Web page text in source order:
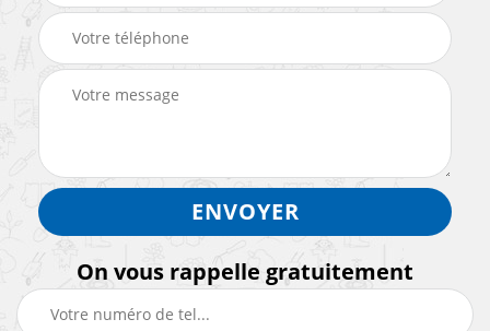
On vous rappelle gratuitement